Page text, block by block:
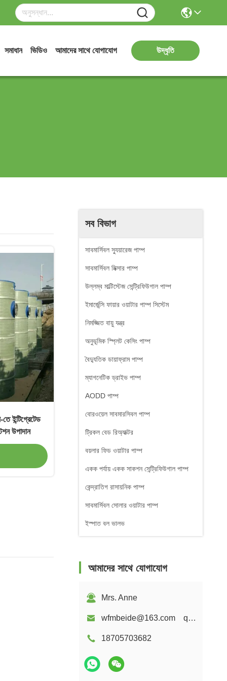
সমাধান ভিডিও আমাদের সাথে যোগাযোগ উদ্ধৃতি
সব বিভাগ
সাবমার্সিবল স্যুয়ারেজ পাম্প
সাবমার্সিবল মিক্সার পাম্প
উল্লম্ব মাল্টিস্টেজ সেন্ট্রিফিউগাল পাম্প
ইমার্জেন্সি ফায়ার ওয়াটার পাম্প সিস্টেম
নিমজ্জিত বায়ু যন্ত্র
অনুভূমিক স্প্লিট কেসিং পাম্প
বৈদ্যুতিক ডায়াফ্রাম পাম্প
ম্যাগনেটিক ড্রাইভ পাম্প
AODD পাম্প
বোরওয়েল সাবমারসিবল পাম্প
ট্রিকল বেড রিঅ্যাক্টর
বয়লার ফিড ওয়াটার পাম্প
একক পর্যায় একক সাকশন সেন্ট্রিফিউগাল পাম্প
কেন্দ্রাতিগ রাসায়নিক পাম্প
সাবমার্সিবল সোলার ওয়াটার পাম্প
ইস্পাত বল ভালভ
আমাদের সাথে যোগাযোগ
Mrs. Anne
wfmbeide@163.com qzwfm@hotmail.com
18705703682
ইন্টিগ্রেটেড
উপাদান